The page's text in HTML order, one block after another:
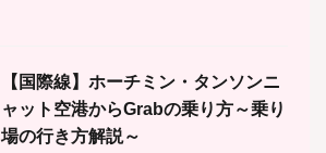
【国際線】ホーチミン・タンソンニ
ャット空港からGrabの乗り方～乗り
場の行き方解説～